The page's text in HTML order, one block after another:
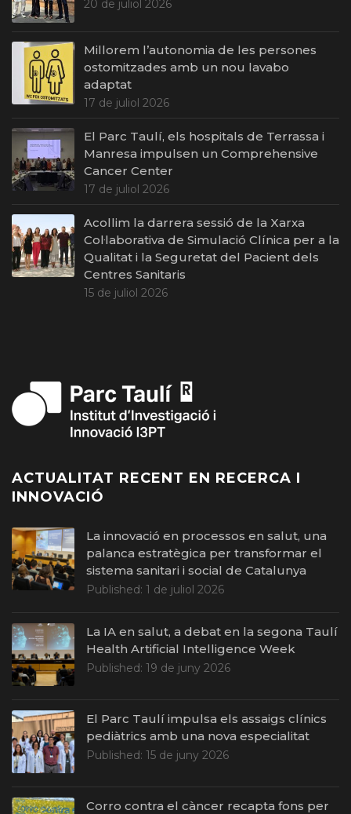
20 de juliol 2026
Millorem l’autonomia de les persones
ostomitzades amb un nou lavabo
adaptat
17 de juliol 2026
El Parc Taulí, els hospitals de Terrassa i
Manresa impulsen un Comprehensive
Cancer Center
17 de juliol 2026
Acollim la darrera sessió de la Xarxa
Col·laborativa de Simulació Clínica per a la
Qualitat i la Seguretat del Pacient dels
Centres Sanitaris
15 de juliol 2026
ACTUALITAT RECENT EN RECERCA I
INNOVACIÓ
La innovació en processos en salut, una
palanca estratègica per transformar el
sistema sanitari i social de Catalunya
Published: 1 de juliol 2026
La IA en salut, a debat en la segona Taulí
Health Artificial Intelligence Week
Published: 19 de juny 2026
El Parc Taulí impulsa els assaigs clínics
pediàtrics amb una nova especialitat
Published: 15 de juny 2026
Corro contra el càncer recapta fons per